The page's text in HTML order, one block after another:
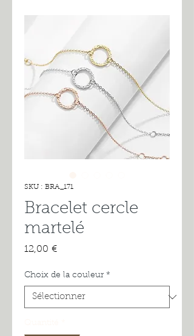
SKU : BRA_171
Bracelet cercle
martelé
12,00 €Prix
Choix de la couleur *